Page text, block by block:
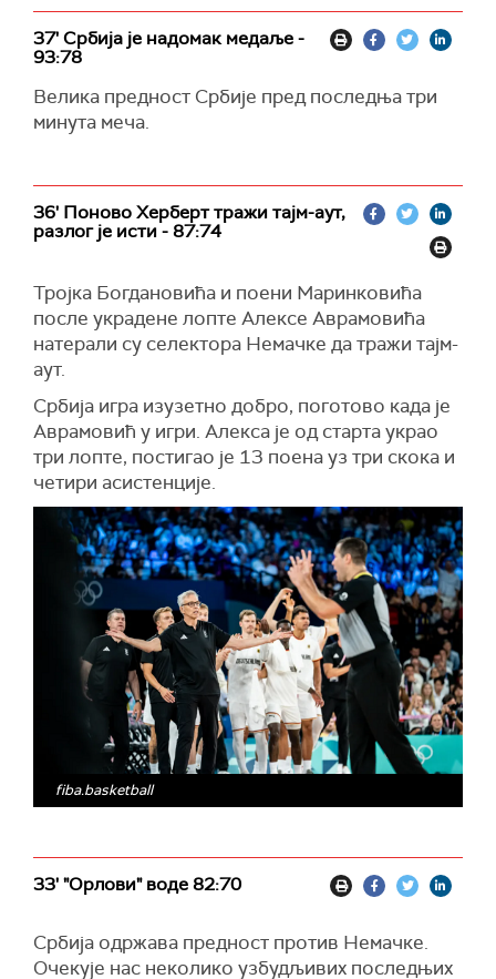
37' Србија је надомак медаље -
93:78
Велика предност Србије пред последња три
минута меча.
36' Поново Херберт тражи тајм-аут,
разлог је исти - 87:74
Тројка Богдановића и поени Маринковића
после украдене лопте Алексе Аврамовића
натерали су селектора Немачке да тражи тајм-
аут.
Србија игра изузетно добро, поготово када је
Аврамовић у игри. Алекса је од старта украо
три лопте, постигао је 13 поена уз три скока и
четири асистенције.
fiba.basketball
33' "Орлови" воде 82:70
Србија одржава предност против Немачке.
Очекује нас неколико узбудљивих последњих